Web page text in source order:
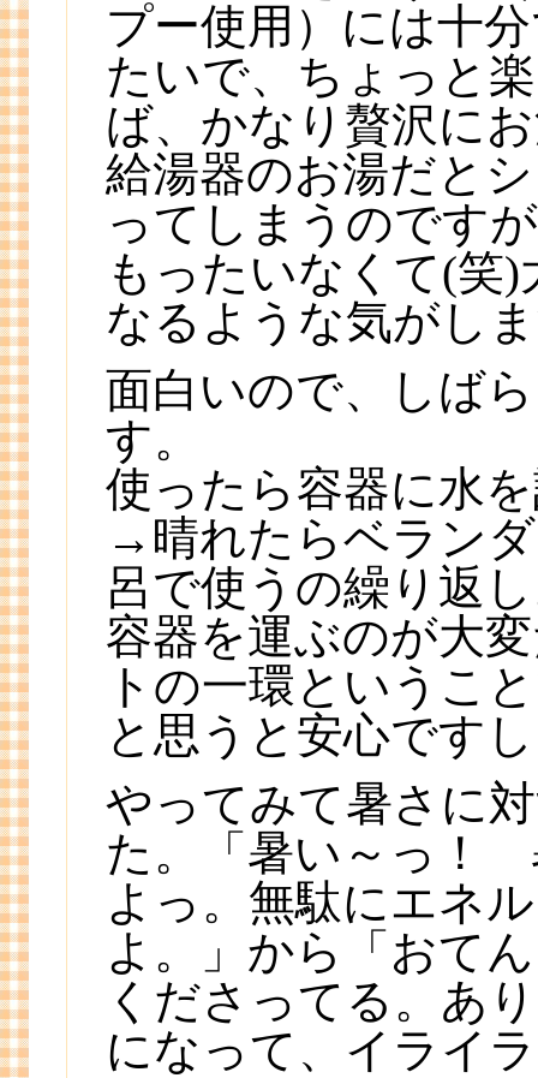
プー使用）には十
たいで、ちょっと
ば、かなり贅沢に
給湯器のお湯だと
ってしまうのです
もったいなくて(笑
なるような気がし
面白いので、しば
す。
使ったら容器に水
→晴れたらベラン
呂で使うの繰り返
容器を運ぶのが大
トの一環というこ
と思うと安心です
やってみて暑さに
た。「暑い～っ！
よっ。無駄にエネ
よ。」から「おて
くださってる。あ
になって、イライ